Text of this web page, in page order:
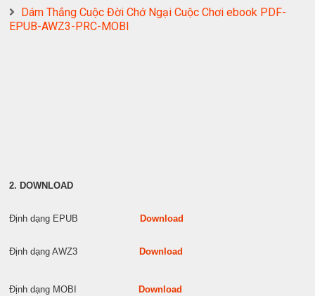
Dám Thắng Cuộc Đời Chớ Ngại Cuộc Chơi ebook PDF-
EPUB-AWZ3-PRC-MOBI
2. DOWNLOAD
Định dạng EPUB Download
Định dạng AWZ3 Download
Định dạng MOBI Download